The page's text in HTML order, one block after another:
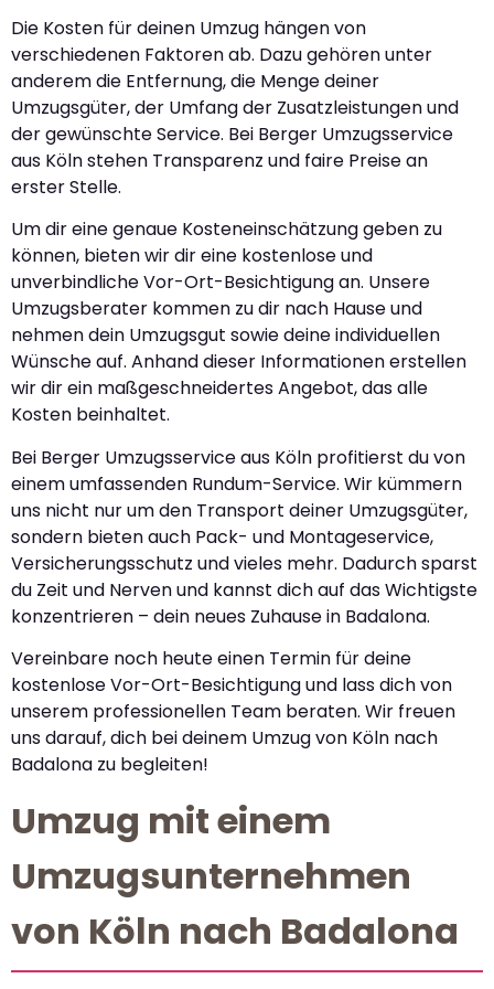
Die Kosten für deinen Umzug hängen von
verschiedenen Faktoren ab. Dazu gehören unter
anderem die Entfernung, die Menge deiner
Umzugsgüter, der Umfang der Zusatzleistungen und
der gewünschte Service. Bei Berger Umzugsservice
aus Köln stehen Transparenz und faire Preise an
erster Stelle.
Um dir eine genaue Kosteneinschätzung geben zu
können, bieten wir dir eine kostenlose und
unverbindliche Vor-Ort-Besichtigung an. Unsere
Umzugsberater kommen zu dir nach Hause und
nehmen dein Umzugsgut sowie deine individuellen
Wünsche auf. Anhand dieser Informationen erstellen
wir dir ein maßgeschneidertes Angebot, das alle
Kosten beinhaltet.
Bei Berger Umzugsservice aus Köln profitierst du von
einem umfassenden Rundum-Service. Wir kümmern
uns nicht nur um den Transport deiner Umzugsgüter,
sondern bieten auch Pack- und Montageservice,
Versicherungsschutz und vieles mehr. Dadurch sparst
du Zeit und Nerven und kannst dich auf das Wichtigste
konzentrieren – dein neues Zuhause in Badalona.
Vereinbare noch heute einen Termin für deine
kostenlose Vor-Ort-Besichtigung und lass dich von
unserem professionellen Team beraten. Wir freuen
uns darauf, dich bei deinem Umzug von Köln nach
Badalona zu begleiten!
Umzug mit einem
Umzugsunternehmen
von Köln nach Badalona